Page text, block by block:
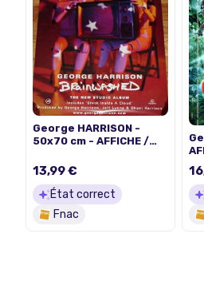
George HARRISON -
50x70 cm - AFFICHE /
13,99 €
État correct
Fnac